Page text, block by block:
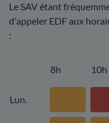
Le SAV étant
d'appeler EDF aux
:
8h 10h
Lun.